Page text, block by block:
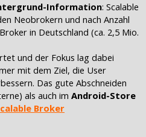
Information: Scalable
Neobrokern und nach Anzahl
in Deutschland (ca. 2,5 Mio.
und der Fokus lag dabei
mit dem Ziel, die User
Das gute Abschneiden
als auch im Android-Store
Broker